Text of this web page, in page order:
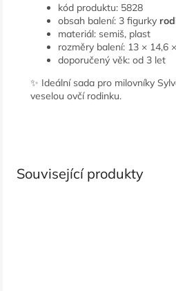
Související produkty
kód produktu: 5828
obsah balení: 3 figurky
materiál: semiš, plast
rozměry balení: 13 × 14,6
doporučený věk: od 3 let
✨ Ideální sada pro milovníky
veselou ovčí rodinku.